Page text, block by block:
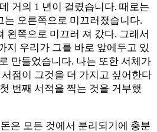
거의 1 년이 걸렸습니다. 때로는
는 오른쪽으로 미끄러졌습니다.
왼쪽으로 미끄러 져 갔다. 그래서
지 우리가 그를 바로 앞에두고 있
만들었습니다. 나는 또한 서체가
점이 그것을 더 가지고 싶어한다
번째 서적을 찍는 것을 거부했
은 모든 것에서 분리되기에 충분